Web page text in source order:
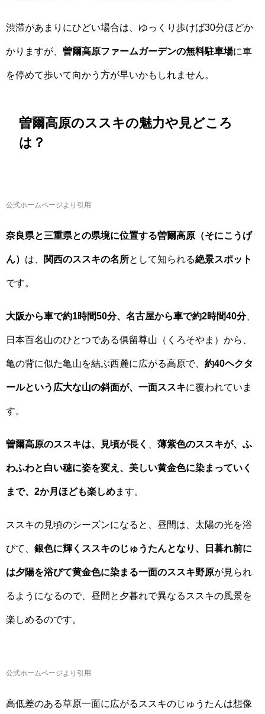
渋滞があまりにひどい場合は、ゆっくり歩けば30分ほどか
かりますが、 曽爾高原ファームガーデンの無料駐車場に車
を停めて歩いて向かう方が早いかもしれません。
曽爾高原のススキの魅力や見どころ
は？
公式ホームページより引用
奈良県と三重県との県境に位置する曽爾高原（そにこうげ
ん） は、 関西のススキの名所として知られる絶景スポット
です。
大阪から車で約1時間50分、名古屋から車で約2時間40分、
日本百名山のひとつである俱留尊山（くろそやま）から、
亀の背に似た亀山を結ぶ西麓に広がる高原で、 約40ヘクタ
ールという広大な山の斜面が、一面ススキに覆われていま
す。
曽爾高原のススキは、見頃が長く 薄紫色のススキが、ふ
わふわと白い穂に姿を変え、美しい黄金色に染まっていく
まで、2か月ほども楽しめます。
ススキの見頃のシーズンになると、昼間は、太陽の光を浴
びて、 銀色に輝くススキのじゅうたんとなり、日暮れ前に
は夕陽を浴びて黄金色に染まる一面のススキ野原が見られ
るようになるので、昼間と夕暮れで異なるススキの風景を
楽しめるのです。
公式ホームページより引用
高低差のある草原一面に広がるススキのじゅうたんは想像